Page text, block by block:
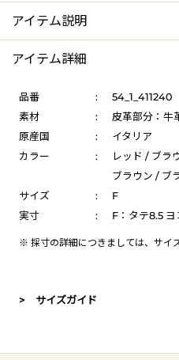
アイテム説明
アイテム詳細
品番 :
54_1_411240
素材
:
皮革部分：牛
原産国
:
イタリア
カラー
:
レッド / ブラ
ブラウン / ブ
サイズ
:
F
実寸
: F：タテ8.5 ヨ
※ 採寸の詳細につきましては、 サイ
> サイズガイド